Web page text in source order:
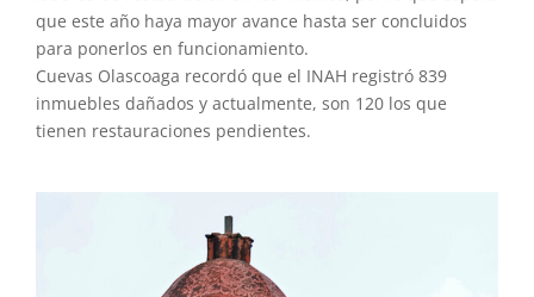
que este año haya mayor avance hasta ser concluidos
para ponerlos en funcionamiento.
Cuevas Olascoaga recordó que el INAH registró 839
inmuebles dañados y actualmente, son 120 los que
tienen restauraciones pendientes.